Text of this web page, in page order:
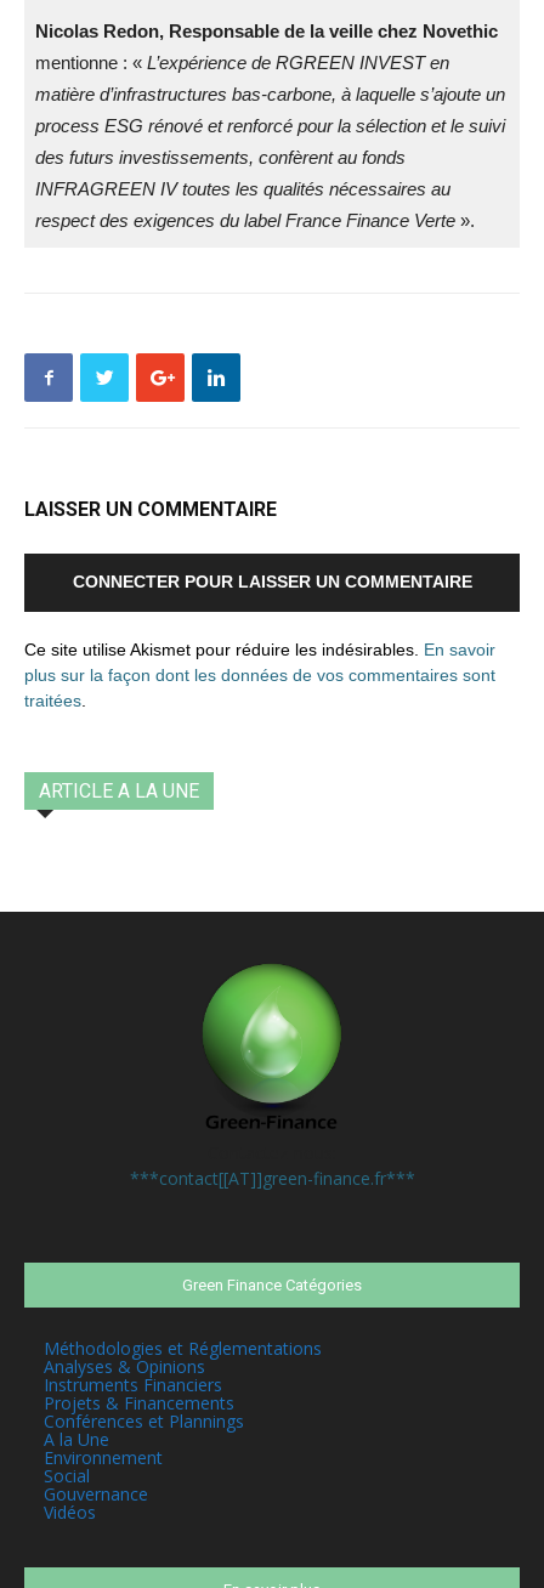
Nicolas Redon, Responsable de la veille chez Novethic
mentionne : « L’expérience de RGREEN INVEST en
matière d’infrastructures bas-carbone, à laquelle s’ajoute un
process ESG rénové et renforcé pour la sélection et le suivi
des futurs investissements, confèrent au fonds
INFRAGREEN IV toutes les qualités nécessaires au
respect des exigences du label France Finance Verte ».
LAISSER UN COMMENTAIRE
CONNECTER POUR LAISSER UN COMMENTAIRE
Ce site utilise Akismet pour réduire les indésirables. En savoir
plus sur la façon dont les données de vos commentaires sont
traitées
ARTICLE A LA UNE
***contact[[AT]]green-finance.fr***
Green Finance Catégories
Méthodologies et Réglementations
Analyses & Opinions
Instruments Financiers
Projets & Financements
Conférences et Plannings
A la Une
Environnement
Social
Gouvernance
Vidéos